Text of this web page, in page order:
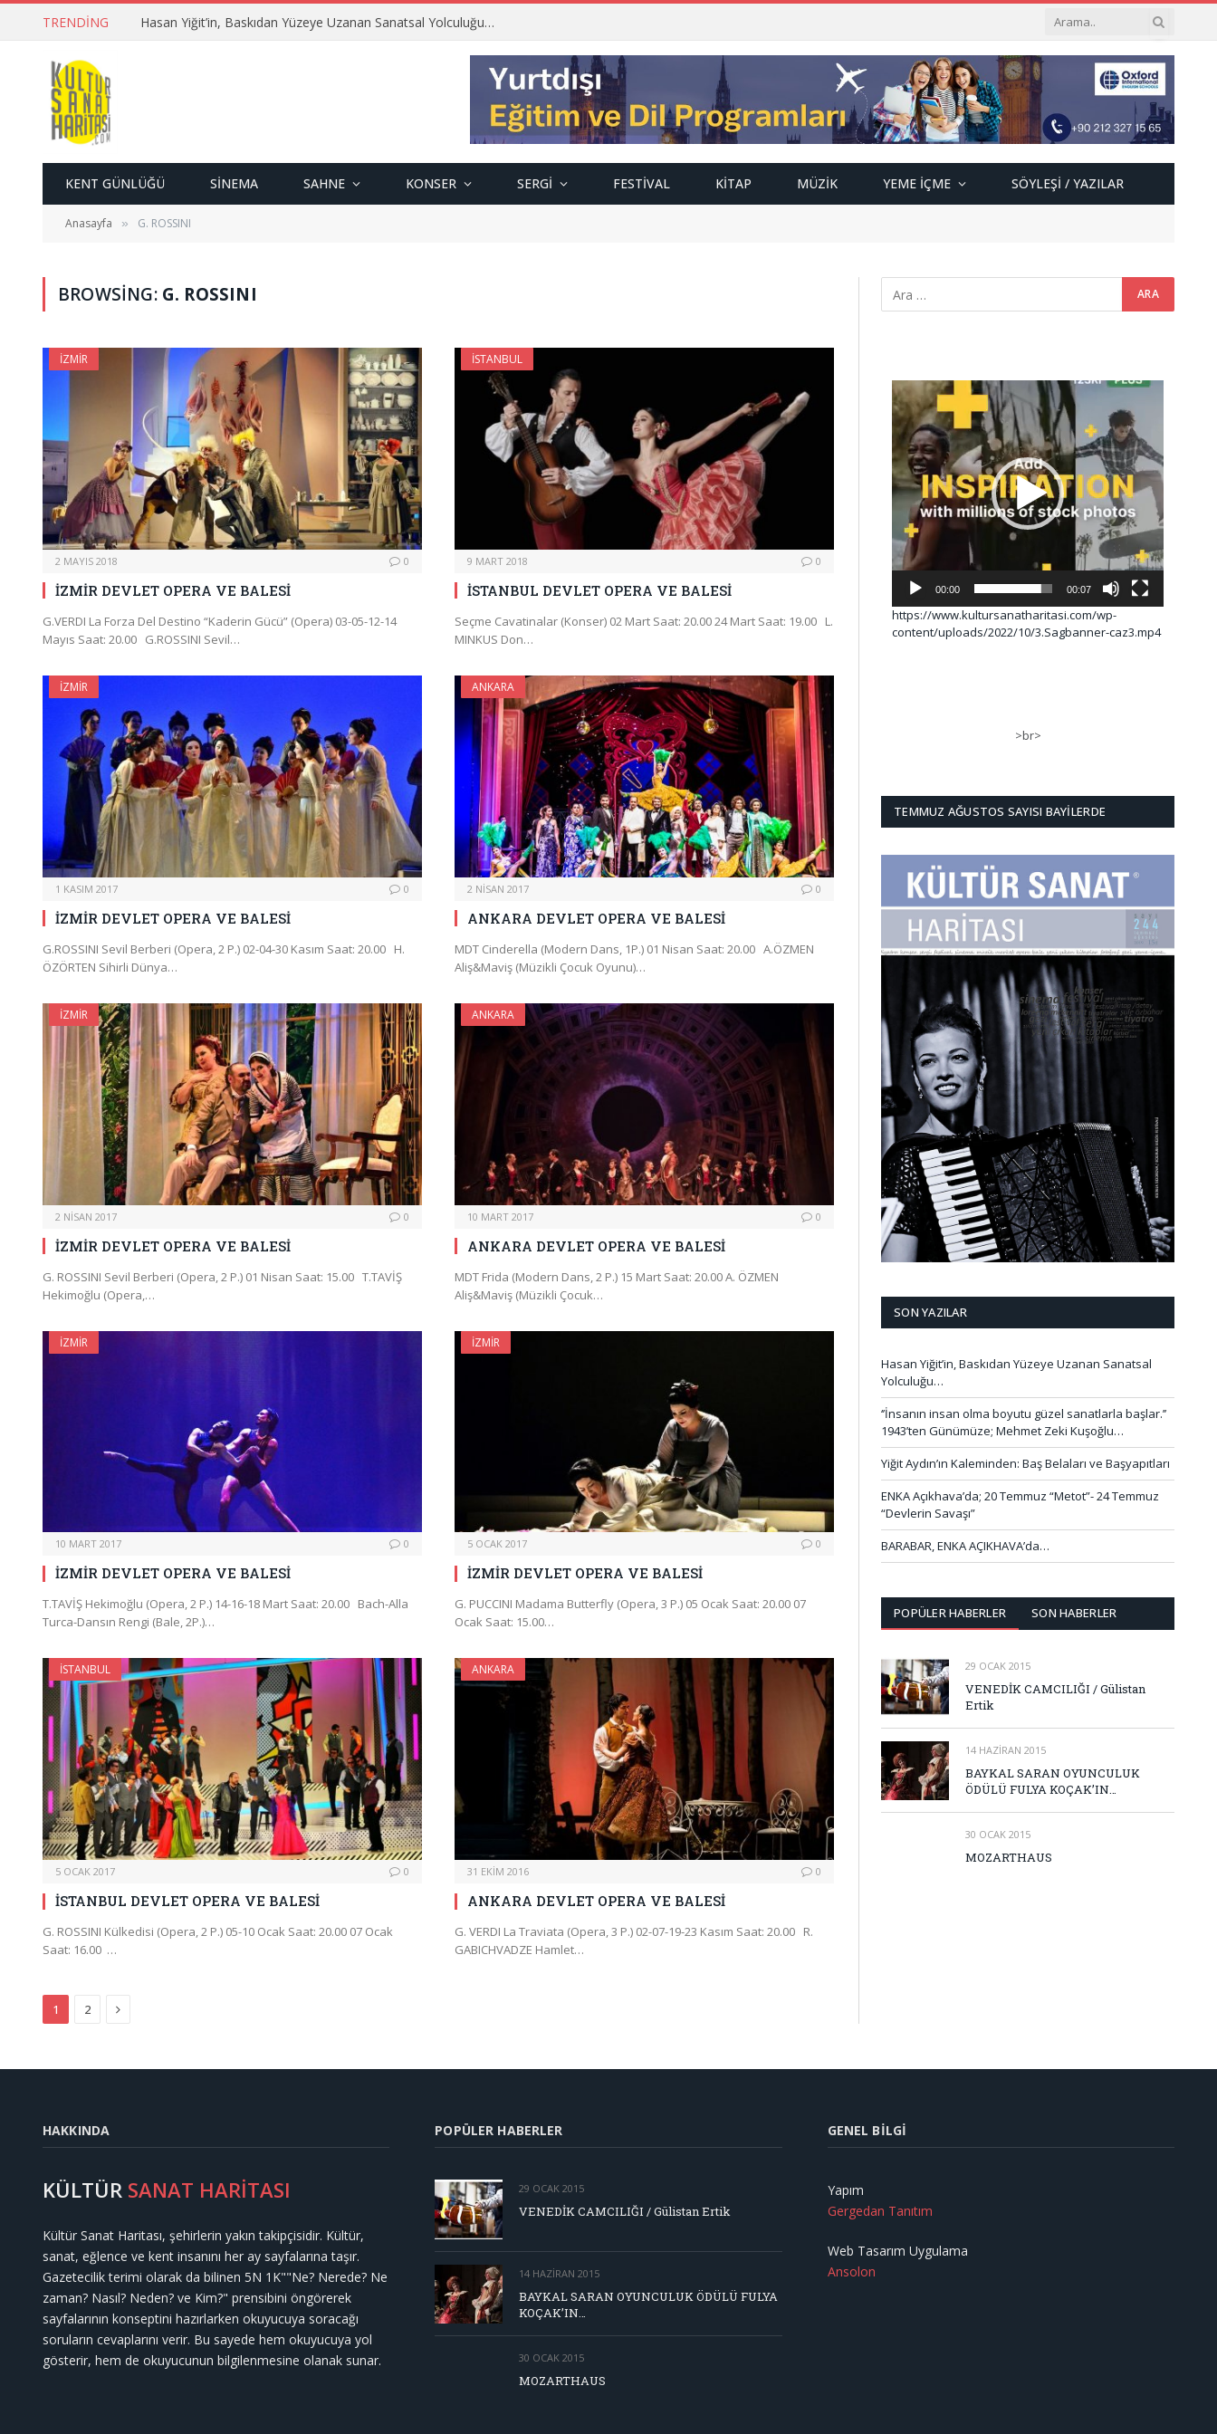
TRENDING Hasan Yiğit’in, Baskıdan Yüzeye Uzanan Sanatsal Yolculuğu…
KENT GÜNLÜĞÜ SINEMA SAHNE KONSER SERGI FESTIVAL KITAP MÜZIK YEME İÇME SÖYLEŞI / YAZILAR
Anasayfa » G. ROSSINI
BROWSING: G. ROSSINI
İZMIR
2 MAYIS 2018 0
İZMİR DEVLET OPERA VE BALESİ
G.VERDI La Forza Del Destino “Kaderin Gücü” (Opera) 03-05-12-14
Mayıs Saat: 20.00 G.ROSSINI Sevil…
İSTANBUL
9 MART 2018 0
İSTANBUL DEVLET OPERA VE BALESİ
Seçme Cavatinalar (Konser) 02 Mart Saat: 20.00 24 Mart Saat: 19.00 L.
MINKUS Don…
İZMIR
1 KASIM 2017 0
İZMİR DEVLET OPERA VE BALESİ
G.ROSSINI Sevil Berberi (Opera, 2 P.) 02-04-30 Kasım Saat: 20.00 H.
ÖZÖRTEN Sihirli Dünya…
ANKARA
2 NISAN 2017 0
ANKARA DEVLET OPERA VE BALESİ
MDT Cinderella (Modern Dans, 1P.) 01 Nisan Saat: 20.00 A.ÖZMEN
Aliş&Maviş (Müzikli Çocuk Oyunu)…
İZMIR
2 NISAN 2017 0
İZMİR DEVLET OPERA VE BALESİ
G. ROSSINI Sevil Berberi (Opera, 2 P.) 01 Nisan Saat: 15.00 T.TAVİŞ
Hekimoğlu (Opera,…
ANKARA
10 MART 2017 0
ANKARA DEVLET OPERA VE BALESİ
MDT Frida (Modern Dans, 2 P.) 15 Mart Saat: 20.00 A. ÖZMEN
Aliş&Maviş (Müzikli Çocuk…
İZMIR
10 MART 2017 0
İZMİR DEVLET OPERA VE BALESİ
T.TAVİŞ Hekimoğlu (Opera, 2 P.) 14-16-18 Mart Saat: 20.00 Bach-Alla
Turca-Dansın Rengi (Bale, 2P.)…
İZMIR
5 OCAK 2017 0
İZMİR DEVLET OPERA VE BALESİ
G. PUCCINI Madama Butterfly (Opera, 3 P.) 05 Ocak Saat: 20.00 07
Ocak Saat: 15.00…
İSTANBUL
5 OCAK 2017 0
İSTANBUL DEVLET OPERA VE BALESİ
G. ROSSINI Külkedisi (Opera, 2 P.) 05-10 Ocak Saat: 20.00 07 Ocak
Saat: 16.00 …
ANKARA
31 EKIM 2016 0
ANKARA DEVLET OPERA VE BALESİ
G. VERDI La Traviata (Opera, 3 P.) 02-07-19-23 Kasım Saat: 20.00 R.
GABICHVADZE Hamlet…
1 2 Next
Video
oynatıcı
00:00 00:07
https://www.kultursanatharitasi.com/wp-
content/uploads/2022/10/3.Sagbanner-caz3.mp4
>br>
TEMMUZ AĞUSTOS SAYISI BAYILERDE
SON YAZILAR
Hasan Yiğit’in, Baskıdan Yüzeye Uzanan Sanatsal
Yolculuğu…
‘’İnsanın insan olma boyutu güzel sanatlarla başlar.’’
1943’ten Günümüze; Mehmet Zeki Kuşoğlu…
Yiğit Aydın’ın Kaleminden: Baş Belaları ve Başyapıtları
ENKA Açıkhava’da; 20 Temmuz “Metot”- 24 Temmuz
“Devlerin Savaşı”
BARABAR, ENKA AÇIKHAVA’da…
POPÜLER HABERLER SON HABERLER
29 OCAK 2015
VENEDİK CAMCILIĞI / Gülistan
Ertik
14 HAZIRAN 2015
BAYKAL SARAN OYUNCULUK
ÖDÜLÜ FULYA KOÇAK’IN…
30 OCAK 2015
MOZARTHAUS
HAKKINDA
KÜLTÜR SANAT HARİTASI
Kültür Sanat Haritası, şehirlerin yakın takipçisidir. Kültür,
sanat, eğlence ve kent insanını her ay sayfalarına taşır.
Gazetecilik terimi olarak da bilinen 5N 1K""Ne? Nerede? Ne
zaman? Nasıl? Neden? ve Kim?" prensibini öngörerek
sayfalarının konseptini hazırlarken okuyucuya soracağı
soruların cevaplarını verir. Bu sayede hem okuyucuya yol
gösterir, hem de okuyucunun bilgilenmesine olanak sunar.
POPÜLER HABERLER
29 OCAK 2015
VENEDİK CAMCILIĞI / Gülistan Ertik
14 HAZIRAN 2015
BAYKAL SARAN OYUNCULUK ÖDÜLÜ FULYA
KOÇAK’IN…
30 OCAK 2015
MOZARTHAUS
GENEL BILGI
Yapım
Gergedan Tanıtım
Web Tasarım Uygulama
Ansolon